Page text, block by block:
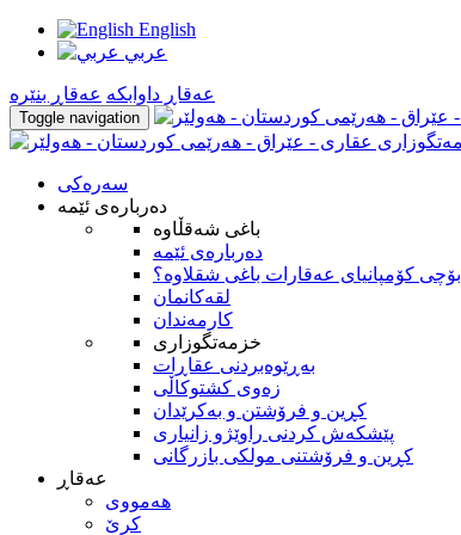
English
عربي
عه‌قاڕ داوابكه عه‌قاڕ بنێره
Toggle navigation
سه‌ره‌کی
ده‌رباره‌ی ئێمه
باغی شەقڵاوە
ده‌رباره‌ی ئێمه
بۆچى كۆمپانياى عەقارات باغی شقلاوە؟
لقه‌كانمان
كارمه‌ندان
خزمه‌تگوزاری
بەڕێوەبردنی عقاڕات
زەوی کشتوکاڵی
كڕين و فرۆشتن و به‌كرێدان
پێشکەش کردنی راوێژو زانیاری
کڕین و فرۆشتنی مولکی بازرگانی
عه‌قاڕ
هه‌مووی
کرێ